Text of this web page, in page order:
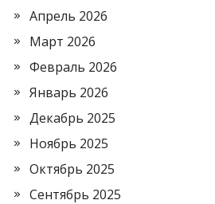
Апрель 2026
Март 2026
Февраль 2026
Январь 2026
Декабрь 2025
Ноябрь 2025
Октябрь 2025
Сентябрь 2025